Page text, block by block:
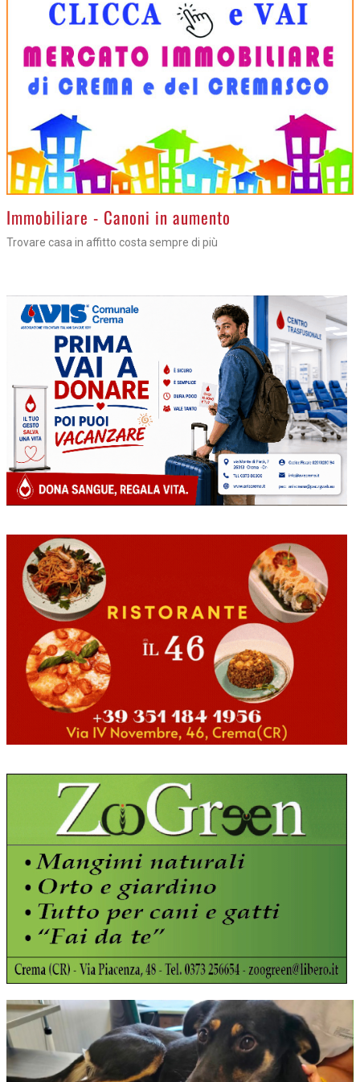
>Immobiliare - Canoni in aumento
Trovare casa in affitto costa sempre di più